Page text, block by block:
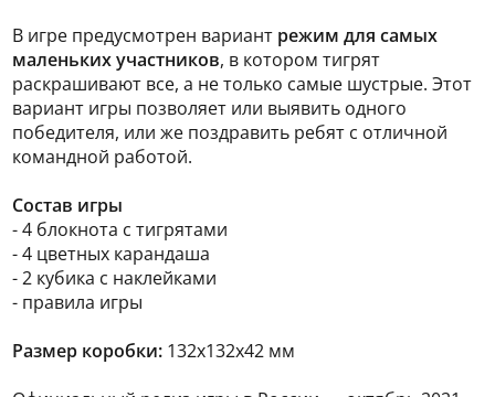
В игре предусмотрен вариант режим для самых
маленьких участников, в котором тигрят
раскрашивают все, а не только самые шустрые. Этот
вариант игры позволяет или выявить одного
победителя, или же поздравить ребят с отличной
командной работой.
Состав игры
- 4 блокнота с тигрятами
- 4 цветных карандаша
- 2 кубика с наклейками
- правила игры
Размер коробки: 132х132х42 мм